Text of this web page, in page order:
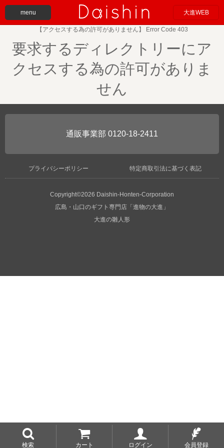
menu 大進WEB
検索 カート ログイン 会員登録
【アクセスする為の許可がありません】 Error Code 403
要求するディレクトリーにア
クセスする為の許可がありま
せん
0120-18-2411
プライバシーポリシー 特定商取引法に基づく表記
Copyright©2026 Daishin-Honten-Corporation
広島・山口のギフト専門店「進物の大進」
大進の雛人形